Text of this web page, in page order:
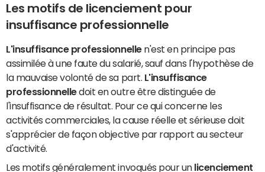
Les motifs de licenciement pour
insuffisance professionnelle
L'insuffisance professionnellen'est en principe pas
assimilée à une faute du salarié, sauf dans l'hypothèse de
la mauvaise volonté de sa part. L'insuffisance
professionnelledoit en outre être distinguée de
l'insuffisance de résultat. Pour ce qui concerne les
activités commerciales, la cause réelle et sérieuse doit
s'apprécier de façon objective par rapport au secteur
d'activité.
Les motifs généralement invoqués pour un licenciement